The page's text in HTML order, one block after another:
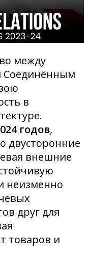
между
в
годов,
двусторонние
внешние
неизменно
друг для
товаров и